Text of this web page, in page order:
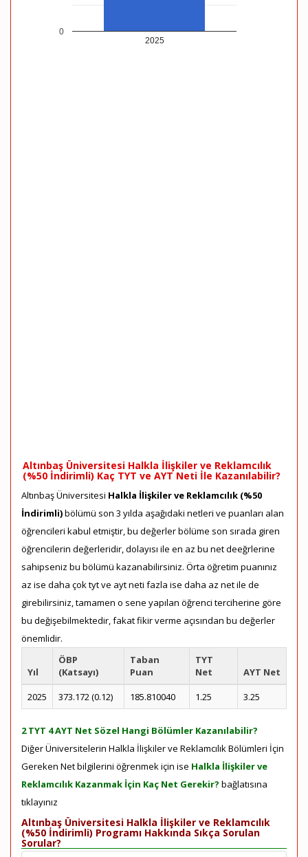
2025
0
Altınbaş Üniversitesi Halkla İlişkiler ve Reklamcılık
(%50 İndirimli) Kaç TYT ve AYT Neti İle Kazanılabilir?
Altınbaş Üniversitesi Halkla İlişkiler ve Reklamcılık (%50
İndirimli)bölümü son 3 yılda aşağıdaki netleri ve puanları alan
öğrencileri kabul etmiştir, bu değerler bölüme son sırada giren
öğrencilerin değerleridir, dolayısı ile en az bu net deeğrlerine
sahipseniz bu bölümü kazanabilirsiniz. Örta öğretim puanınız
az ise daha çok tyt ve ayt neti fazla ise daha az net ile de
girebilirsiniz, tamamen o sene yapılan öğrenci terciherine göre
bu değişebilmektedir, fakat fikir verme açısından bu değerler
önemlidir.
Yıl
ÖBP
(Katsayı)
Taban
Puan
TYT
Net
AYT Net
2025
373.172 (0.12) 185.810040 1.25 3.25
2 TYT 4 AYT Net Sözel Hangi Bölümler Kazanılabilir?
Diğer Üniversitelerin Halkla İlişkiler ve Reklamcılık Bölümleri İçin
Gereken Net bilgilerini öğrenmek için ise Halkla İlişkiler ve
Reklamcılık Kazanmak İçin Kaç Net Gerekir? bağlatısına
tıklayınız
Altınbaş Üniversitesi Halkla İlişkiler ve Reklamcılık
(%50 İndirimli) Programı Hakkında Sıkça Sorulan
Sorular?